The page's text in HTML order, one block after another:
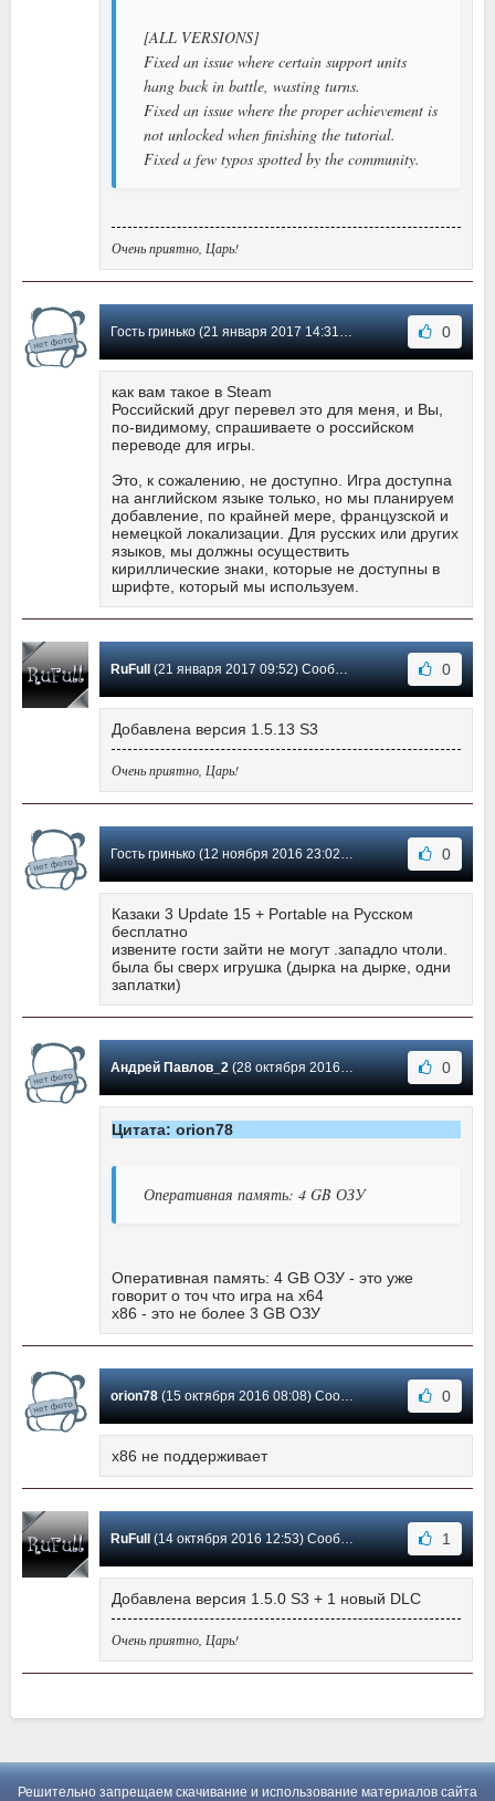
[ALL VERSIONS]
Fixed an issue where certain support units
hang back in battle, wasting turns.
Fixed an issue where the proper achievement is
not unlocked when finishing the tutorial.
Fixed a few typos spotted by the community.
Очень приятно, Царь!
Гость гринько (21 января 2017 14:31) Сообщение #6 0
как вам такое в Steam
Российский друг перевел это для меня, и Вы,
по-видимому, спрашиваете о российском
переводе для игры.
Это, к сожалению, не доступно. Игра доступна
на английском языке только, но мы планируем
добавление, по крайней мере, французской и
немецкой локализации. Для русских или других
языков, мы должны осуществить
кириллические знаки, которые не доступны в
шрифте, который мы используем.
RuFull(21 января 2017 09:52) Сообщение #5 0
Добавлена версия 1.5.13 S3
Очень приятно, Царь!
Гость гринько (12 ноября 2016 23:02) Сообщение #4 0
Казаки 3 Update 15 + Portable на Русском
бесплатно
извените гости зайти не могут .западло чтоли.
была бы сверх игрушка (дырка на дырке, одни
заплатки)
Андрей Павлов_2(28 октября 2016 02:33) Сообщение #3 0
Цитата: orion78
Оперативная память: 4 GB ОЗУ
Оперативная память: 4 GB ОЗУ - это уже
говорит о точ что игра на x64
x86 - это не более 3 GB ОЗУ
orion78(15 октября 2016 08:08) Сообщение #2 0
x86 не поддерживает
RuFull(14 октября 2016 12:53) Сообщение #1 1
Добавлена версия 1.5.0 S3 + 1 новый DLC
Очень приятно, Царь!
Решительно запрещаем скачивание и использование материалов сайта